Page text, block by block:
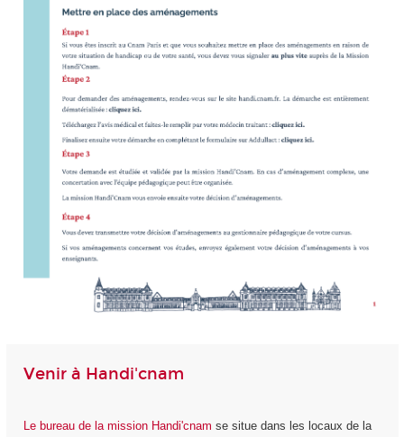
Venir à Handi'cnam
Le bureau de la mission Handi'cnam se situe dans les locaux de la